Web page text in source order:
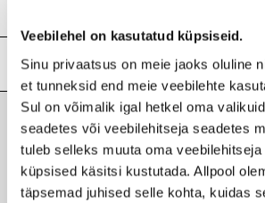
Veebilehel on kasutatud küpsiseid.
Sinu privaatsus on meie jaoks oluline
et tunneksid end meie veebilehte
Sul on võimalik igal hetkel oma
seadetes või veebilehitseja seadetes
tuleb selleks muuta oma
küpsised käsitsi kustutada. Allpool
täpsemad juhised selle kohta, kuidas
Parkii Butter*, Montmorillonite, Glyceryl
Alcohol, Stearic Acid, Sodium Lauroyl
Levulinate, Polyglyceryl-10 Laurate,
Lactylate, Bentonite, Sodium Anisate,
(Linseed) Seed Extract, PCA Glyceryl
Caprylate, Glycyrrhiza Glabra Extract*,
Extract*, Pyrus Malus Fruit Extract*,
Phytate, p-Anisic Acid,, Sodium
Sorbate, Serenoa Serrulata Fruit Extract,
Communis Fruit Extract
Kandke mask puhtale nahale, laske
peske maha. Kasutage 1-2 korda
Lisainfo
Kaubamärk
JOIK ORGANIC
Laokood
H0177381
Ribakood
4742578002425
Viimati